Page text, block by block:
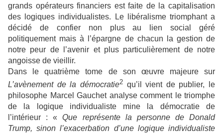
grands opérateurs financiers est faite de la capitalisation
des logiques individualistes. Le libéralisme triomphant a
décidé de confier non plus au lien social géré
politiquement mais à l’épargne de chacun la gestion de
notre peur de l’avenir et plus particulièrement de notre
angoisse de vieillir.
Dans le quatrième tome de son œuvre majeure sur
L’avènement de la démocratie2qu’il vient de publier, le
philosophe Marcel Gauchet analyse comment le triomphe
de la logique individualiste mine la démocratie de
l’intérieur : «Que représente la personne de Donald
Trump, sinon l’exacerbation d’une logique individualiste